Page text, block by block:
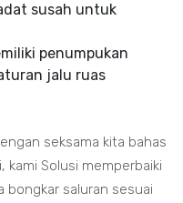
susah untuk
penumpukan
jalu ruas
seksama kita bahas
kami Solusi memperbaiki
bongkar saluran sesuai